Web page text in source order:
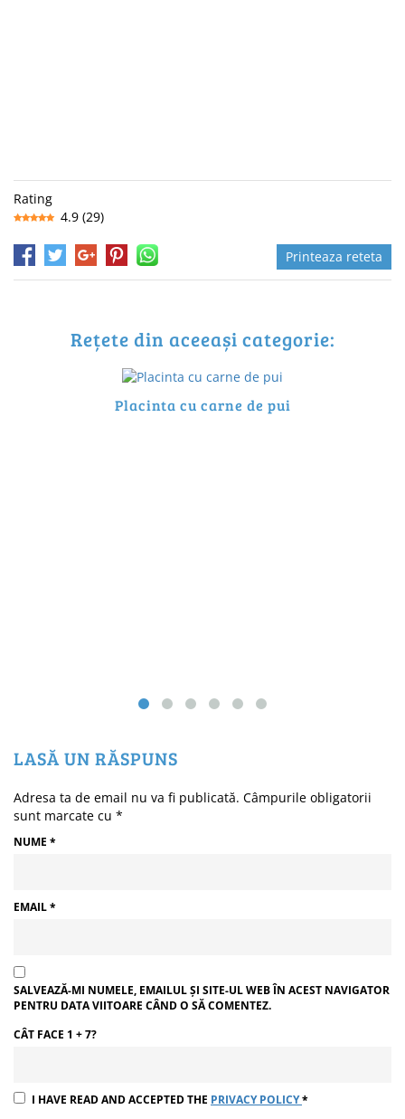
Rating
4.9 (29)
Printeaza reteta
Rețete din aceeași categorie:
Placinta cu carne de pui
LASĂ UN RĂSPUNS
Adresa ta de email nu va fi publicată. Câmpurile obligatorii
sunt marcate cu *
NUME *
EMAIL*
SALVEAZĂ-MI NUMELE, EMAILUL ȘI SITE-UL WEB ÎN ACEST NAVIGATOR
PENTRU DATA VIITOARE CÂND O SĂ COMENTEZ.
CÂT FACE 1 + 7?
I HAVE READ AND ACCEPTED THE PRIVACY POLICY*